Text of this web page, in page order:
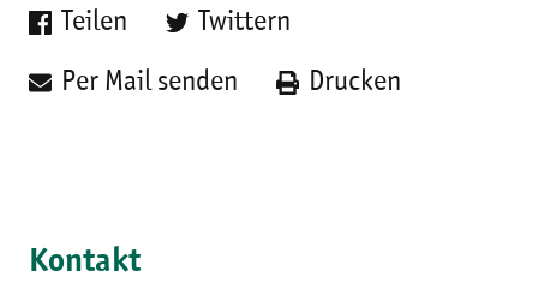
Teilen Twittern
Per Mail senden Drucken
Kontakt